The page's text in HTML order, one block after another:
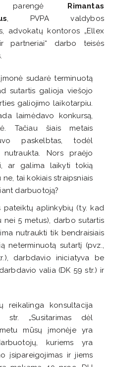
parengė Rimantas
, PVPA valdybos
advokatų kontoros „Ellex
partneriai“ darbo teisės
įmonė sudarė terminuotą
sutartis galioja viešojo
galiojimo laikotarpiu.
laimėdavo konkursą,
Tačiau šiais metais
paskelbtas, todėl
Nors praėjo
ar galima laikyti tokią
tai kokiais straipsniais
darbuotoją?
pateiktų aplinkybių (t.y. kad
5 metus), darbo sutartis
nutraukti tik bendraisiais
neterminuotą sutartį (pvz.,
darbdavio iniciatyva be
valia (DK 59 str.) ir
reikalinga konsultacija
„Susitarimas dėl
mūsų įmonėje yra
kuriems yra
įsipareigojimas ir jiems